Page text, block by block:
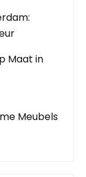
Maat in
Meubels